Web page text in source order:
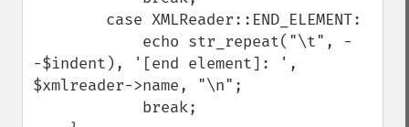
-$indent), '[end element]: ',
$xmlreader->name, "\n";